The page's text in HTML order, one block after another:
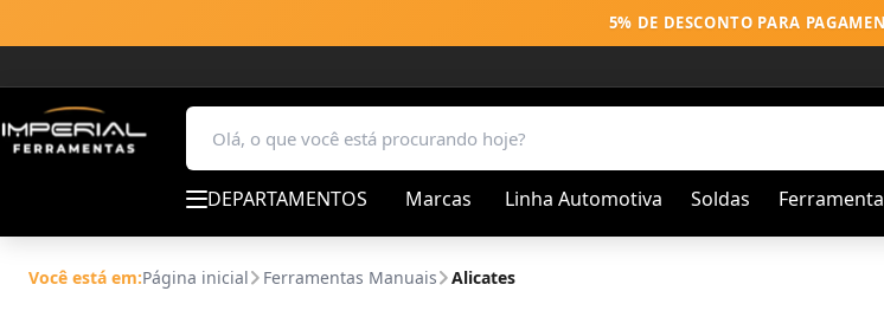
5% DE DESCONTO PARA
DEPARTAMENTOS Marcas Linha Automotiva Soldas
Você está em:Página inicial Ferramentas Manuais Alicates